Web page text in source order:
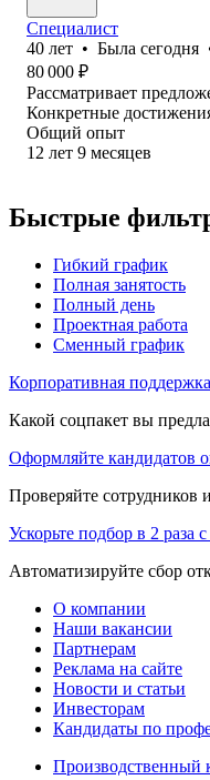
Специалист
40 лет • Была сегодня
80 000 ₽
Рассматривает
Конкретные
Общий опыт
12 лет 9 месяцев
Быстрые
Гибкий график
Полная занятость
Полный день
Проектная работа
Сменный график
Корпоративная
Какой соцпакет вы
Оформляйте кандидатов
Проверяйте сотрудников
Ускорьте подбор в 2 раза
Автоматизируйте сбор
О компании
Наши вакансии
Партнерам
Реклама на сайте
Новости и статьи
Инвесторам
Кандидаты по
Производственный